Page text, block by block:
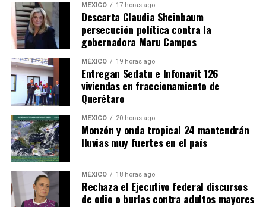
MÉXICO 17 horas ago
Descarta Claudia Sheinbaum
persecución política contra la
gobernadora Maru Campos
MÉXICO 19 horas ago
Entregan Sedatu e Infonavit 126
viviendas en fraccionamiento de
Querétaro
MÉXICO 20 horas ago
Monzón y onda tropical 24 mantendrán
lluvias muy fuertes en el país
MÉXICO 18 horas ago
Rechaza el Ejecutivo federal discursos
de odio o burlas contra adultos mayores